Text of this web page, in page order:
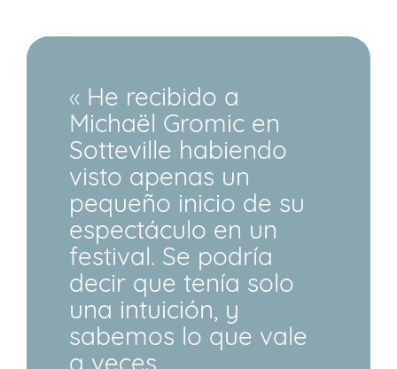
« He recibido a
Michaël Gromic en
Sotteville habiendo
visto apenas un
pequeño inicio de su
espectáculo en un
festival. Se podría
decir que tenía solo
una intuición, y
sabemos lo que vale
a veces…